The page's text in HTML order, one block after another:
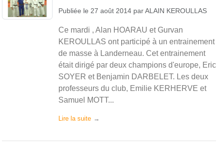
Publiée le 27 août 2014 parALAIN KEROULLAS
Ce mardi , Alan HOARAU et Gurvan
KEROULLAS ont participé à un entrainement
de masse à Landerneau. Cet entrainement
était dirigé par deux champions d'europe, Eric
SOYER et Benjamin DARBELET. Les deux
professeurs du club, Emilie KERHERVE et
Samuel MOTT...
Lire la suite